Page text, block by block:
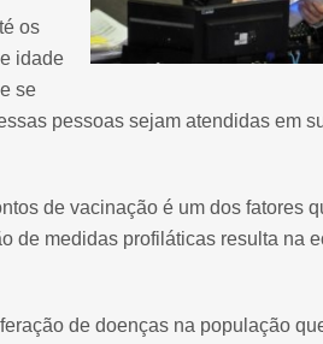
os
idade
se
pessoas sejam atendidas em
de vacinação é um dos fatores
de medidas profiláticas resulta na
de doenças na população